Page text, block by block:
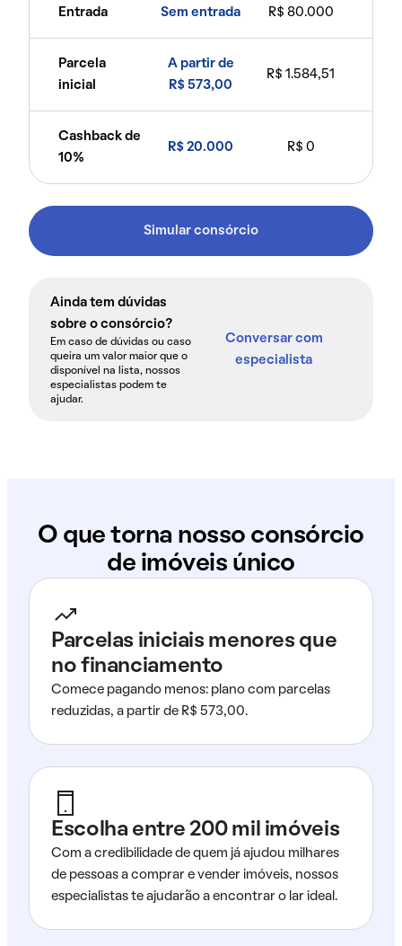
Entrada Sem entrada R$ 80.000
Parcela
inicial
A partir de
R$ 573,00
R$ 1.584,51
Cashback de
10%
R$ 20.000 R$ 0
Simular consórcio
Ainda tem dúvidas
sobre o consórcio?
Em caso de dúvidas ou caso
queira um valor maior que o
disponível na lista, nossos
especialistas podem te
ajudar.
Conversar com
especialista
O que torna nosso consórcio
de imóveis único
Parcelas iniciais menores que
no financiamento
Comece pagando menos: plano com parcelas
reduzidas, a partir de R$ 573,00.
Escolha entre 200 mil imóveis
Com a credibilidade de quem já ajudou milhares
de pessoas a comprar e vender imóveis, nossos
especialistas te ajudarão a encontrar o lar ideal.